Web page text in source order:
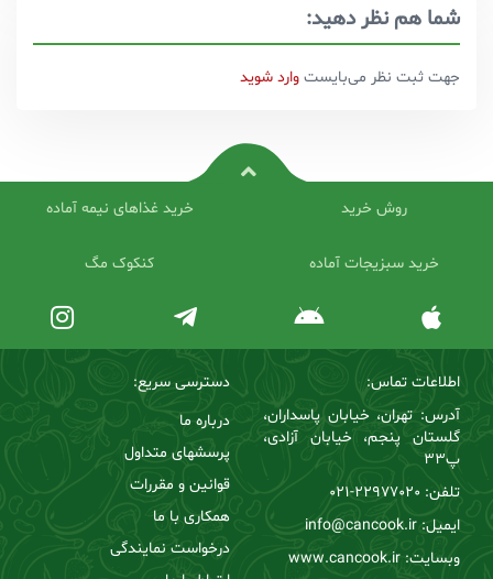
شما هم نظر دهید:
جهت ثبت نظر می‌بایست وارد شوید
روش خرید
خرید سبزیجات آماده
خرید غذاهای نیمه آماده
کنکوک مگ
اطلاعات تماس:
آدرس: تهران، خیابان پاسداران،
گلستان پنجم، خیابان آزادی،
پ33
تلفن: 22977020-021
ایمیل: info@cancook.ir
وبسایت: www.cancook.ir
دسترسی سریع:
درباره ما
پرسشهای متداول
قوانین و مقررات
همکاری با ما
درخواست نمایندگی